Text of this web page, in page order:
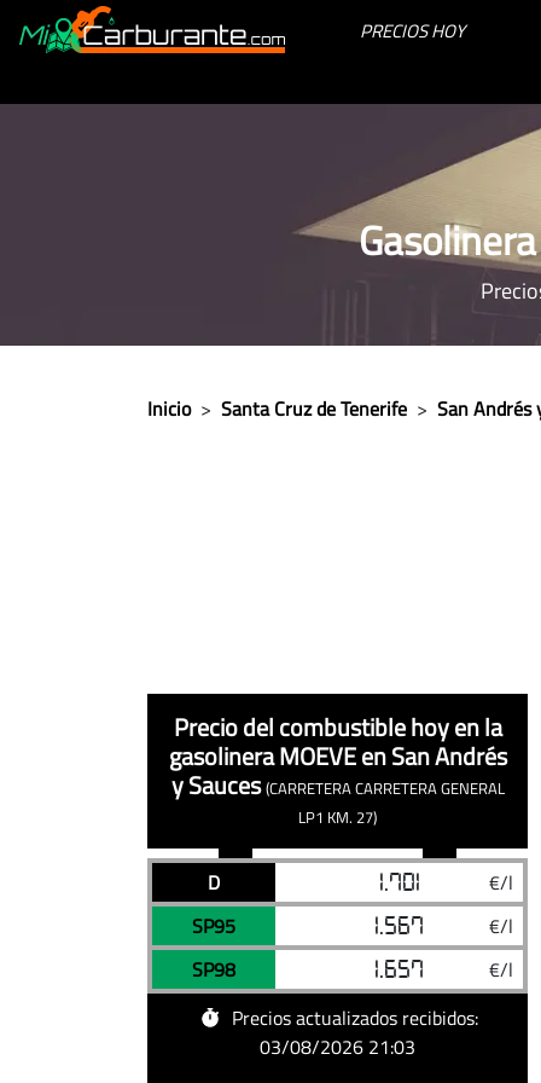
PRECIOS HOY
Inicio > Santa Cruz de Tenerife > San Andrés
Precio del combustible hoy en la
gasolinera MOEVEen San Andrés
y Sauces(CARRETERA CARRETERA GENERAL
LP1 KM. 27)
Precios
actualizados
la
gasolinera
MOEVE
Combustible
Precios
actualizados
DPrecio diésel hoy en MOEVE, San
1.701 €/l
03/08/2026
SP95Precio gasolina sin plomo 95 hoy en
1.567 €/l
03/08/2026
SP98Precio gasolina sin plomo 98 hoy en
1.657 €/l
03/08/2026
Precios actualizados recibidos:
03/08/2026 21:03